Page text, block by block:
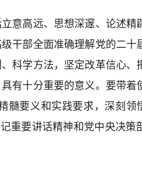
意高远、思想深邃、论述精
干部全面准确理解党的二十
科学方法，坚定改革信心、
有十分重要的意义。要带着
要义和实践要求，深刻领
重要讲话精神和党中央决策